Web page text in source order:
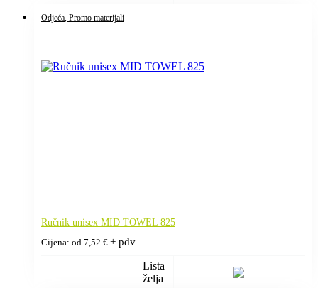
Odjeća , Promo materijali
Ručnik unisex MID TOWEL 825
Cijena: od 7,52 € + pdv
Lista
želja